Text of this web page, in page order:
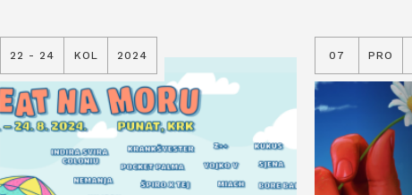
22 - 24 KOL 2024 07 PRO